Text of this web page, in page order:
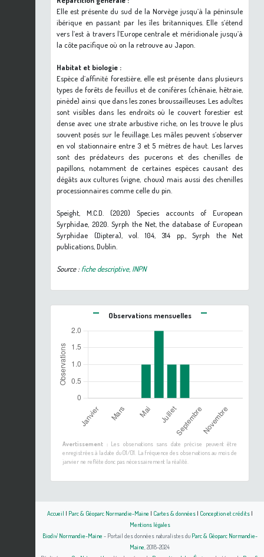
Elle est présente du sud de la Norvège jusqu’à la péninsule
ibérique en passant par les îles britanniques. Elle s’étend
vers l’est à travers l’Europe centrale et méridionale jusqu’à
la côte pacifique où on la retrouve au Japon.
Habitat et biologie :
Espèce d’affinité forestière, elle est présente dans plusieurs
types de forêts de feuillus et de conifères (chênaie, hêtraie,
pinède) ainsi que dans les zones broussailleuses. Les adultes
sont visibles dans les endroits où le couvert forestier est
dense avec une strate arbustive riche, on les trouve le plus
souvent posés sur le feuillage. Les mâles peuvent s’observer
en vol stationnaire entre 3 et 5 mètres de haut. Les larves
sont des prédateurs des pucerons et des chenilles de
papillons, notamment de certaines espèces causant des
dégâts aux cultures (vigne, choux) mais aussi des chenilles
processionnaires comme celle du pin.
Speight, M.C.D. (2020) Species accounts of European
Syrphidae, 2020. Syrph the Net, the database of European
Syrphidae (Diptera), vol. 104, 314 pp., Syrph the Net
publications, Dublin.
Source : fiche descriptive, INPN
Observations mensuelles
Avertissement :Les observations sans date précise peuvent être
enregistrées à la date du 01/01. La fréquence des observations au mois de
janvier ne reflète donc pas nécessairement la réalité.
Accueil | Parc & Géoparc Normandie-Maine | Cartes & données| Conception et crédits|
Mentions légales
Biodiv' Normandie-Maine - Portail des données naturalistes du Parc & Géoparc Normandie-
Maine , 2018-2024